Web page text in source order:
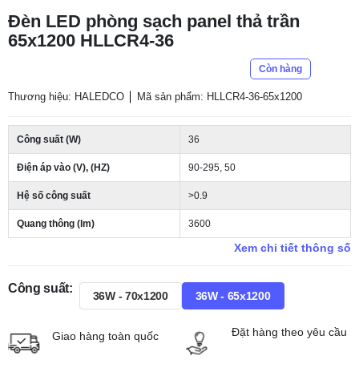
Đèn LED phòng sạch panel thả trần
65x1200 HLLCR4-36
Còn hàng
Thương hiệu: HALEDCO Mã sản phẩm: HLLCR4-36-65x1200
Công suất (W) 36
Điện áp vào (V), (HZ) 90-295, 50
Hệ số công suất >0.9
Quang thông (lm) 3600
Xem chi tiết thông số
Công suất:
36W - 70x1200 36W - 65x1200
Giao hàng toàn quốc Đặt hàng theo yêu cầu